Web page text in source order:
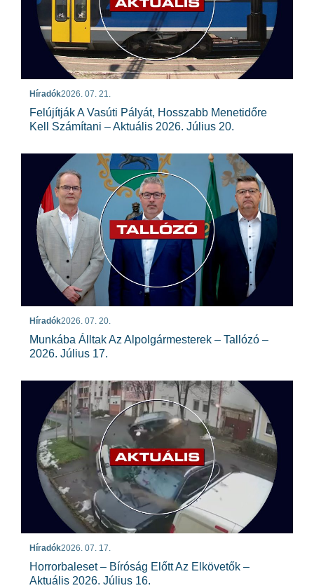
Híradók2026. 07. 21.
Felújítják A Vasúti Pályát, Hosszabb Menetidőre
Kell Számítani – Aktuális 2026. Július 20.
Híradók2026. 07. 20.
Munkába Álltak Az Alpolgármesterek – Tallózó –
2026. Július 17.
Híradók2026. 07. 17.
Horrorbaleset – Bíróság Előtt Az Elkövetők –
Aktuális 2026. Július 16.